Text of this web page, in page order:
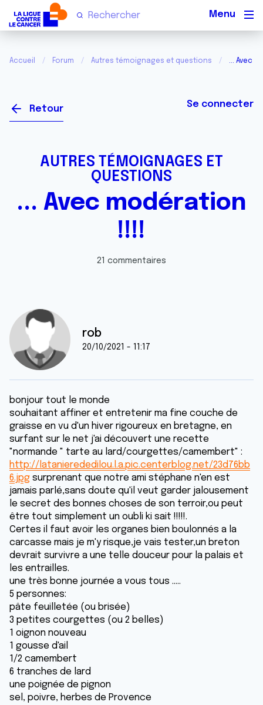
Accueil Forum Autres témoignages et questions ... Avec
Retour Se connecter
AUTRES TÉMOIGNAGES ET
QUESTIONS
... Avec modération
!!!!
21 commentaires
rob
20/10/2021 - 11:17
bonjour tout le monde
souhaitant affiner et entretenir ma fine couche de
graisse en vu d'un hiver rigoureux en bretagne, en
surfant sur le net j'ai découvert une recette
"normande " tarte au lard/courgettes/camembert" :
http://latanierededilou.l.a.pic.centerblog.net/23d76bb
6.jpg surprenant que notre ami stéphane n'en est
jamais parlé,sans doute qu'il veut garder jalousement
le secret des bonnes choses de son terroir,ou peut
être tout simplement un oubli ki sait !!!!!.
Certes il faut avoir les organes bien boulonnés a la
carcasse mais je m'y risque,je vais tester,un breton
devrait survivre a une telle douceur pour la palais et
les entrailles.
une très bonne journée a vous tous .....
5 personnes:
pâte feuilletée (ou brisée)
3 petites courgettes (ou 2 belles)
1 oignon nouveau
1 gousse d'ail
1/2 camembert
6 tranches de lard
une poignée de pignon
sel, poivre, herbes de Provence